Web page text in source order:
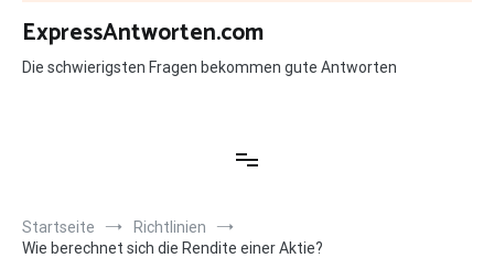
Zum
Inhalt
springen
ExpressAntworten.com
Die schwierigsten Fragen bekommen gute Antworten
Startseite
Richtlinien
Wie berechnet sich die Rendite einer Aktie?